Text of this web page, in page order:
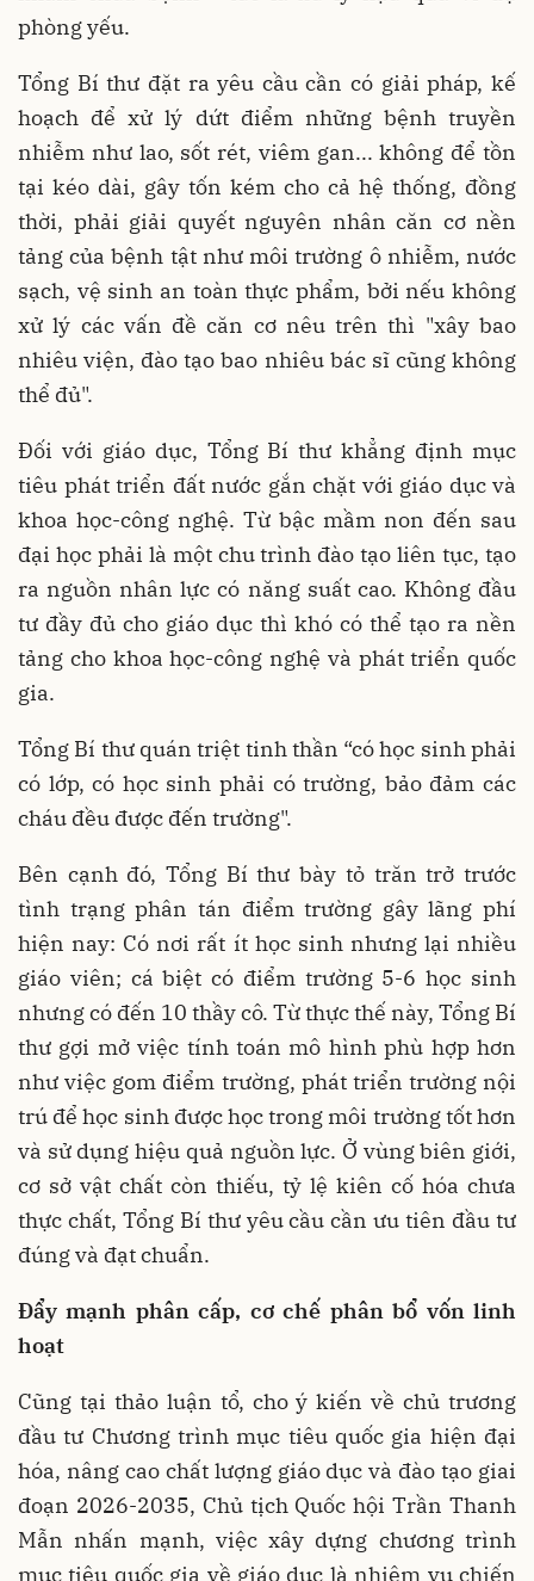
phòng yếu.
Tổng Bí thư đặt ra yêu cầu cần có giải pháp, kế
hoạch để xử lý dứt điểm những bệnh truyền
nhiễm như lao, sốt rét, viêm gan... không để tồn
tại kéo dài, gây tốn kém cho cả hệ thống, đồng
thời, phải giải quyết nguyên nhân căn cơ nền
tảng của bệnh tật như môi trường ô nhiễm, nước
sạch, vệ sinh an toàn thực phẩm, bởi nếu không
xử lý các vấn đề căn cơ nêu trên thì "xây bao
nhiêu viện, đào tạo bao nhiêu bác sĩ cũng không
thể đủ".
Đối với giáo dục, Tổng Bí thư khẳng định mục
tiêu phát triển đất nước gắn chặt với giáo dục và
khoa học-công nghệ. Từ bậc mầm non đến sau
đại học phải là một chu trình đào tạo liên tục, tạo
ra nguồn nhân lực có năng suất cao. Không đầu
tư đầy đủ cho giáo dục thì khó có thể tạo ra nền
tảng cho khoa học-công nghệ và phát triển quốc
gia.
Tổng Bí thư quán triệt tinh thần “có học sinh phải
có lớp, có học sinh phải có trường, bảo đảm các
cháu đều được đến trường".
Bên cạnh đó, Tổng Bí thư bày tỏ trăn trở trước
tình trạng phân tán điểm trường gây lãng phí
hiện nay: Có nơi rất ít học sinh nhưng lại nhiều
giáo viên; cá biệt có điểm trường 5-6 học sinh
nhưng có đến 10 thầy cô. Từ thực thế này, Tổng Bí
thư gợi mở việc tính toán mô hình phù hợp hơn
như việc gom điểm trường, phát triển trường nội
trú để học sinh được học trong môi trường tốt hơn
và sử dụng hiệu quả nguồn lực. Ở vùng biên giới,
cơ sở vật chất còn thiếu, tỷ lệ kiên cố hóa chưa
thực chất, Tổng Bí thư yêu cầu cần ưu tiên đầu tư
đúng và đạt chuẩn.
Đẩy mạnh phân cấp, cơ chế phân bổ vốn linh
hoạt
Cũng tại thảo luận tổ, cho ý kiến về chủ trương
đầu tư Chương trình mục tiêu quốc gia hiện đại
hóa, nâng cao chất lượng giáo dục và đào tạo giai
đoạn 2026-2035, Chủ tịch Quốc hội Trần Thanh
Mẫn nhấn mạnh, việc xây dựng chương trình
mục tiêu quốc gia về giáo dục là nhiệm vụ chiến